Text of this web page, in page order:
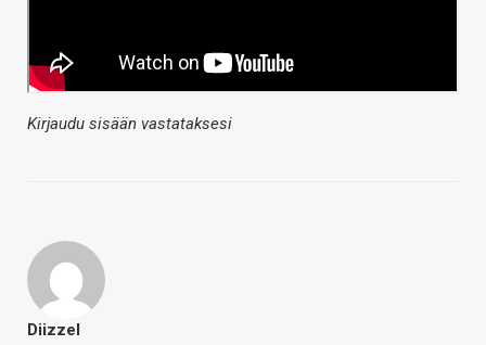
Kirjaudu sisään vastataksesi
Diizzel